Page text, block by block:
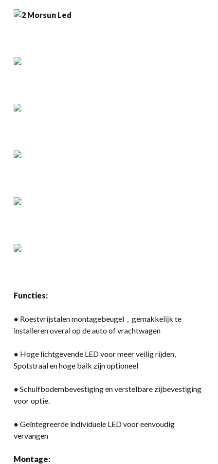
Functies:
● Roestvrijstalen montagebeugel，gemakkelijk te
installeren overal op de auto of vrachtwagen
● Hoge lichtgevende LED voor meer veilig rijden,
Spotstraal en hoge balk zijn optioneel
● Schuifbodembevestiging en verstelbare zijbevestiging
voor optie.
● Geïntegreerde individuele LED voor eenvoudig
vervangen
Montage: